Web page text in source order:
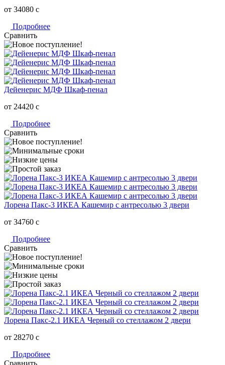
от 34080 c
Подробнее
Сравнить
Дейенерис МДФ Шкаф-пенал
от 24420 c
Подробнее
Сравнить
Лорена Пакс-3 ИКЕА Кашемир с антресолью 3 двери
от 34760 c
Подробнее
Сравнить
Лорена Пакс-2.1 ИКЕА Черный со стеллажом 2 двери
от 28270 c
Подробнее
Сравнить